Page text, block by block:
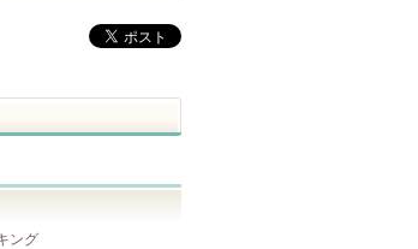
ング